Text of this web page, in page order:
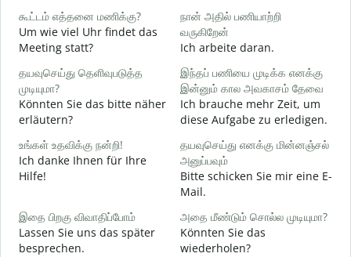
கூட்டம் எத்தனை மணிக்கு?
Um wie viel Uhr findet das
Meeting statt?
நான் அதில் பணியாற்றி
வருகிறேன்
Ich arbeite daran.
தயவுசெய்து தெளிவுபடுத்த
முடியுமா?
Könnten Sie das bitte näher
erläutern?
இந்தப் பணியை முடிக்க எனக்கு
இன்னும் கால அவகாசம் தேவை
Ich brauche mehr Zeit, um
diese Aufgabe zu erledigen.
உங்கள் உதவிக்கு நன்றி!
Ich danke Ihnen für Ihre
Hilfe!
தயவுசெய்து எனக்கு மின்னஞ்சல்
அனுப்பவும்
Bitte schicken Sie mir eine E-
Mail.
இதை பிறகு விவாதிப்போம்
Lassen Sie uns das später
besprechen.
அதை மீண்டும் சொல்ல முடியுமா?
Könnten Sie das
wiederholen?